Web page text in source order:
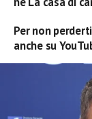
Per non
anche su